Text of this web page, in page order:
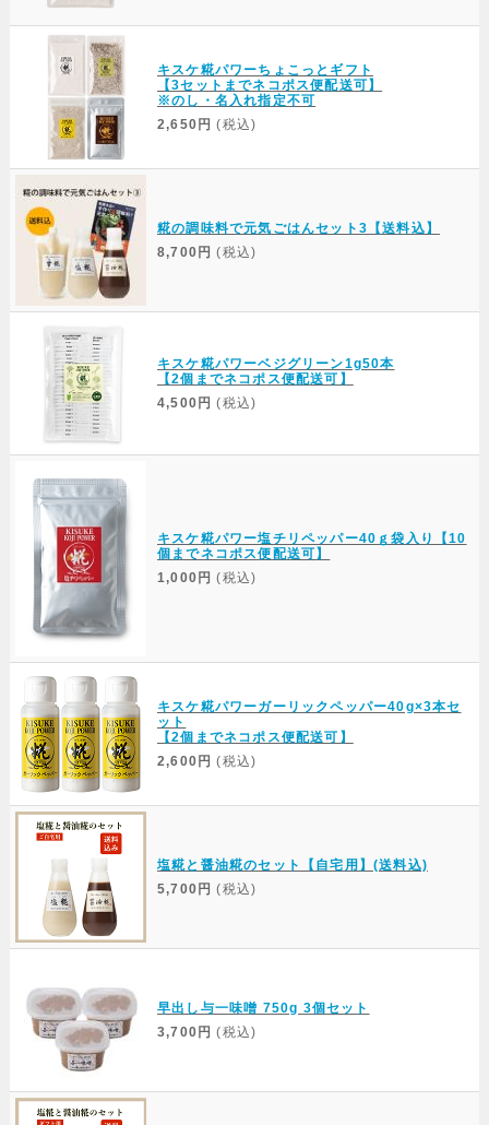
キスケ糀パワーちょこっとギフト
【3セットまでネコポス便配送可】
※のし・名入れ指定不可
2,650円 (税込)
糀の調味料で元気ごはんセット3【送料込】
8,700円 (税込)
キスケ糀パワーベジグリーン1g50本
【2個までネコポス便配送可】
4,500円 (税込)
キスケ糀パワー塩チリペッパー40ｇ袋入り【10
個までネコポス便配送可】
1,000円 (税込)
キスケ糀パワーガーリックペッパー40g×3本セ
ット
【2個までネコポス便配送可】
2,600円 (税込)
塩糀と醤油糀のセット【自宅用】(送料込)
5,700円 (税込)
早出し与一味噌 750g 3個セット
3,700円 (税込)